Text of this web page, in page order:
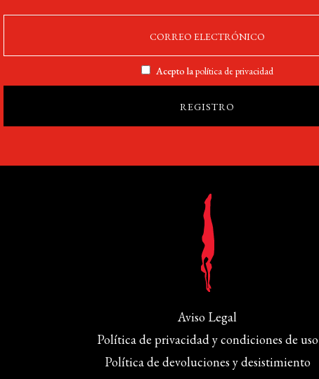
Acepto lapolítica de privacidad
Aviso Legal
Política de privacidad y condiciones de uso
Política de devoluciones y desistimiento